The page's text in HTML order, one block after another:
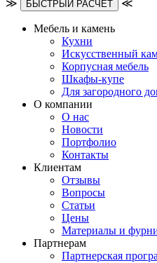
≫
БЫСТРЫЙ РАСЧЕТ ≪
Мебель и камень
Кухни
Искусственный
Корпусная мебель
Шкафы-купе
Для загородного
О компании
О нас
Новости
Портфолио
Контакты
Клиентам
Отзывы
Вопросы
Статьи
Цены
Материалы и
Партнерам
Партнерская